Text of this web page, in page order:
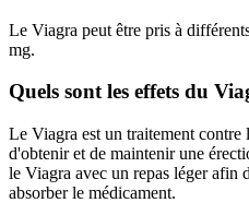
Le Viagra peut être pris à
mg.
Quels sont les effets du
Le Viagra est un traitement
d'obtenir et de maintenir une
le Viagra avec un repas léger afin
absorber le médicament.